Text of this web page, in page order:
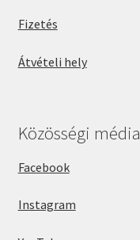
Fizetés
Átvételi hely
Közösségi média
Facebook
Instagram